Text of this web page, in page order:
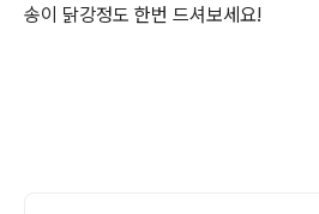
송이 닭강정도 한번 드셔보세요!